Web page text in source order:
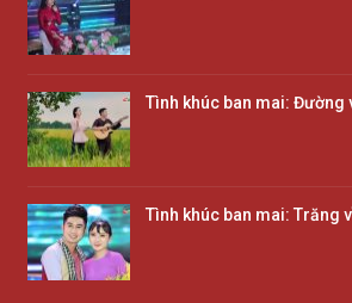
Tình khúc ban mai: Đường
Tình khúc ban mai: Trăng